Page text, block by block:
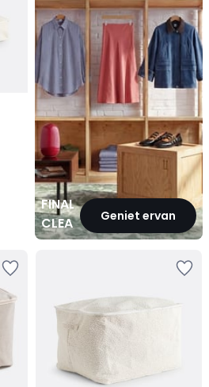
FINAL
CLEARANCEGeniet ervan